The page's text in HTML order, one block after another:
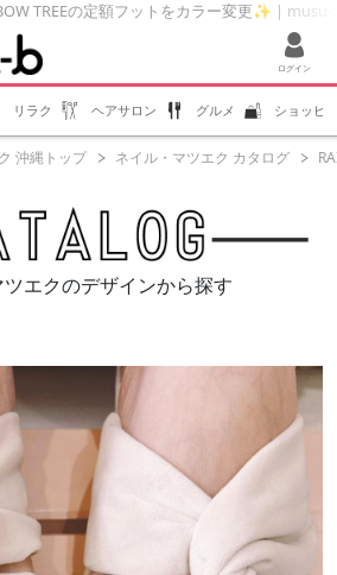
TREEの定額フットをカラー変更✨ |
ログイン
リラク ヘアサロン グルメ ショッピ
沖縄トップ ネイル・マツエク カタログ
エクのデザインから探す